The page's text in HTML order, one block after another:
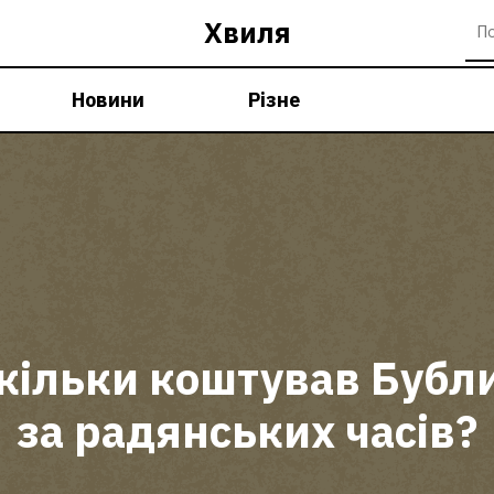
Хвиля
Новини Різне
коштував
за радянських часів?